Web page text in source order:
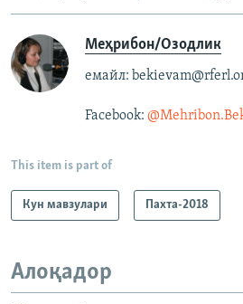
Меҳрибон/Озодлик
емайл:
Facebook:
This item is part of
Кун мавзулари Пахта-2018
Алоқадор